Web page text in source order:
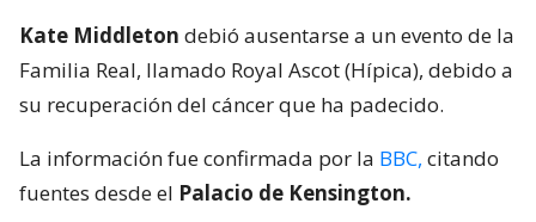
Kate Middleton debió ausentarse a un evento de la
Familia Real, llamado Royal Ascot (Hípica), debido a
su recuperación del cáncer que ha padecido.
La información fue confirmada por la BBC, citando
fuentes desde el Palacio de Kensington.